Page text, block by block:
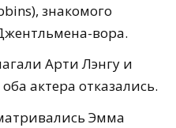
знакомого
вора.
Арти Лэнгу и
актера отказались.
Эмма